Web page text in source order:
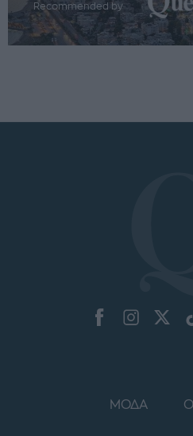
Recommended by
ΜΟΔΑ